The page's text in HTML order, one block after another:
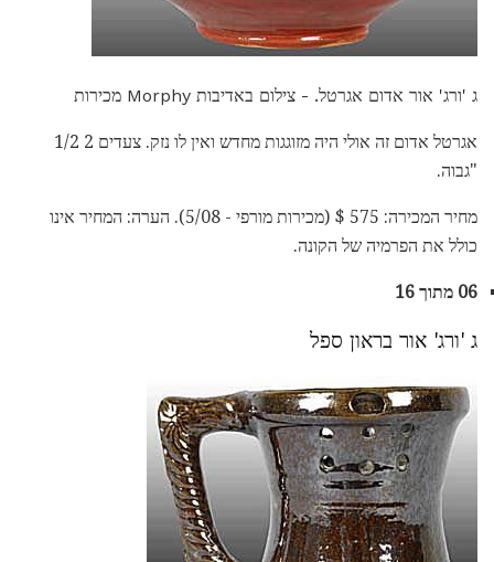
ג 'ורג' אור אדום אגרטל. - צילום באדיבות Morphy מכירות
אגרטל אדום זה אולי היה מזוגגות מחדש ואין לו נזק. צעדים 2 1/2
"גבוה.
מחיר המכירה: 575 $ (מכירות מורפי - 5/08). הערה: המחיר אינו
כולל את הפרמיה של הקונה.
06 מתוך 16
ג 'ורג' אור בראון ספל